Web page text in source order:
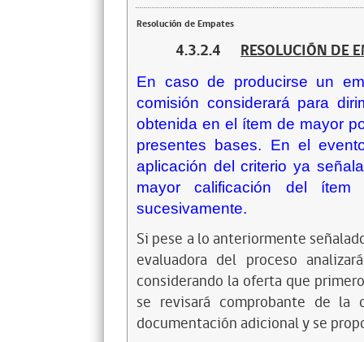
Resolución de Empates
4.3.2.4 RESOLUCIÓN DE
En caso de producirse un
comisión considerará para
obtenida en el ítem de mayor
presentes bases. En el
aplicación del criterio ya
mayor calificación del
sucesivamente.
Si pese a lo anteriormente
evaluadora del proceso
considerando la oferta que
se revisará comprobante de
documentación adicional y se